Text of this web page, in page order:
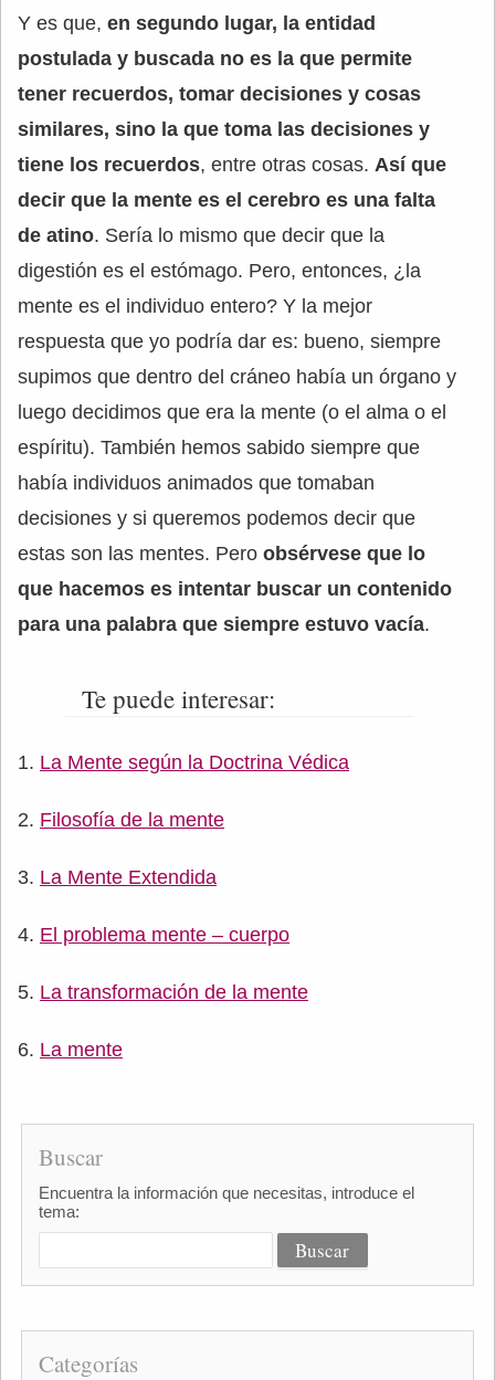
Y es que, en segundo lugar, la entidad
postulada y buscada no es la que permite
tener recuerdos, tomar decisiones y cosas
similares, sino la que toma las decisiones y
tiene los recuerdos, entre otras cosas. Así que
decir que la mente es el cerebro es una falta
de atino. Sería lo mismo que decir que la
digestión es el estómago. Pero, entonces, ¿la
mente es el individuo entero? Y la mejor
respuesta que yo podría dar es: bueno, siempre
supimos que dentro del cráneo había un órgano y
luego decidimos que era la mente (o el alma o el
espíritu). También hemos sabido siempre que
había individuos animados que tomaban
decisiones y si queremos podemos decir que
estas son las mentes. Pero obsérvese que lo
que hacemos es intentar buscar un contenido
para una palabra que siempre estuvo vacía.
Te puede interesar:
La Mente según la Doctrina Védica
Filosofía de la mente
La Mente Extendida
El problema mente – cuerpo
La transformación de la mente
La mente
Buscar
Encuentra la información que necesitas, introduce el
tema:
Categorías